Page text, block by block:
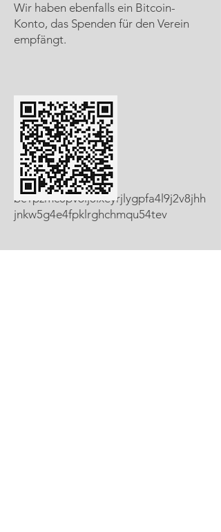
Wir haben ebenfalls ein Bitcoin-
Konto, das Spenden für den Verein
empfängt.
bc1pzmc0pv6lj8lxeyrjlygpfa4l9j2v8jhh
jnkw5g4e4fpklrghchmqu54tev